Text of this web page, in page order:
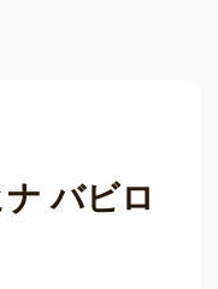
バビロ